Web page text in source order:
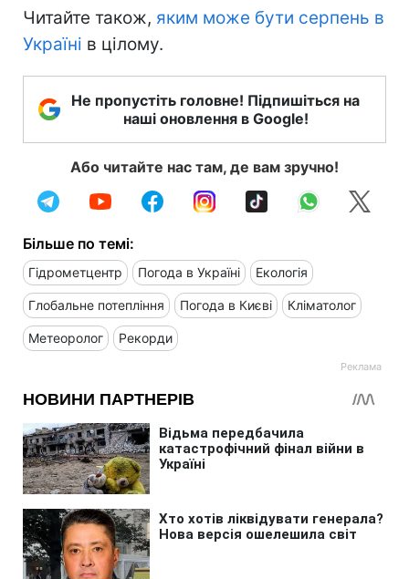
Читайте також, яким може бути серпень в
Україні в цілому.
Не пропустіть головне! Підпишіться на
наші оновлення в Google!
Або читайте нас там, де вам зручно!
Більше по темі:
Гідрометцентр Погода в Україні Екологія
Глобальне потепління Погода в Києві Кліматолог
Метеоролог Рекорди